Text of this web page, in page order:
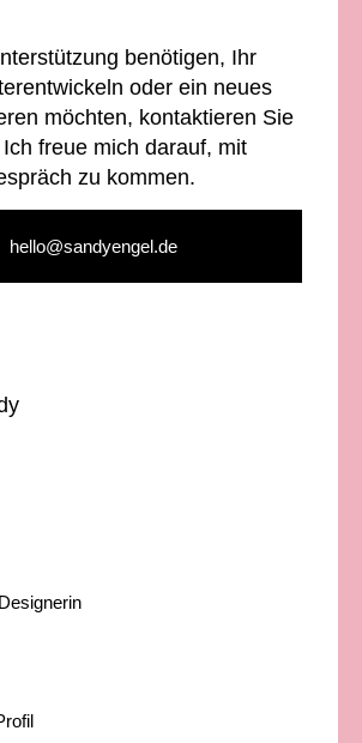
benötigen, Ihr
oder ein neues
möchten, kontaktieren Sie
freue mich darauf, mit
zu kommen.
hello@sandyengel.de